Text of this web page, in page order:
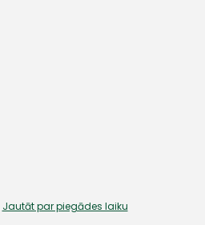
Jautāt par piegādes laiku